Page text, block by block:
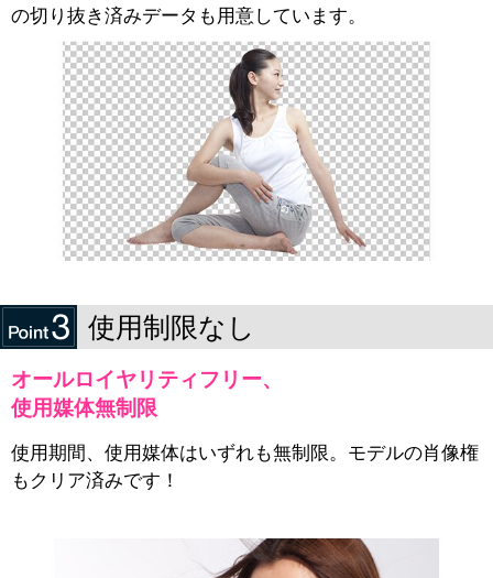
の切り抜き済みデータも用意しています。
使用制限なし
オールロイヤリティフリー、
使用媒体無制限
使用期間、使用媒体はいずれも無制限。モデルの肖像権
もクリア済みです！